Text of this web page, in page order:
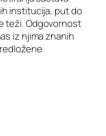
institucija, put do
teži. Odgovornost
iz njima znanih